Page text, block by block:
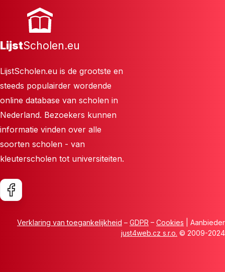
LijstScholen.eu
LijstScholen.eu is de grootste en
steeds populairder wordende
online database van scholen in
Nederland. Bezoekers kunnen
informatie vinden over alle
soorten scholen - van
kleuterscholen tot universiteiten.
Verklaring van toegankelijkheid – GDPR – Cookies | Aanbieder
just4web.cz s.r.o. © 2009-2024